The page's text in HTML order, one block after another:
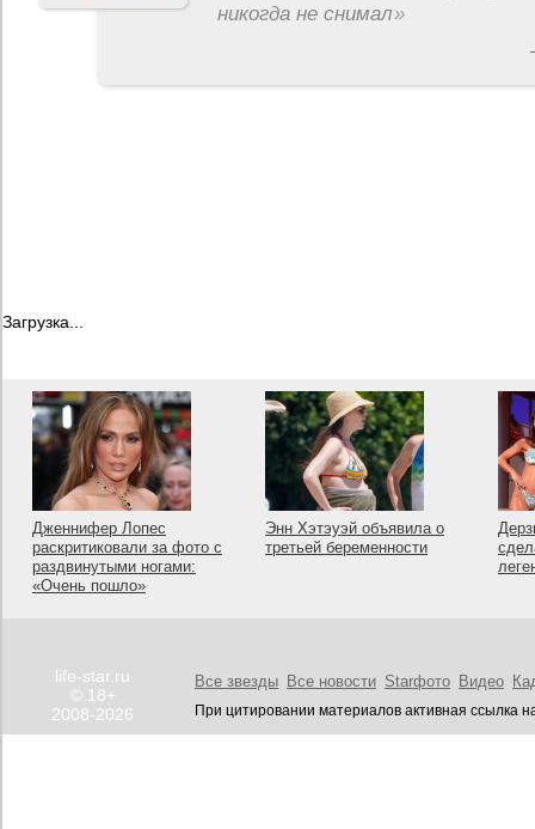
никогда не снимал»
Загрузка...
Дженнифер Лопес
раскритиковали за фото с
раздвинутыми ногами:
«Очень пошло»
Энн Хэтэуэй объявила о
третьей беременности
life-star.ru
© 18+
2008-2026
Все звезды Все новости Starфото Видео
При цитировании материалов активная ссылка